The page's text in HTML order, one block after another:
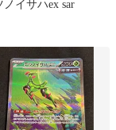
ノイサハex sar